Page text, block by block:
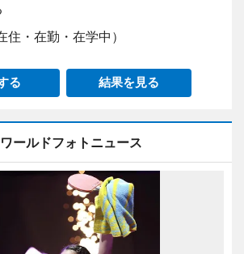
住・在勤・在学中）
る 結果を見る
ワールドフォトニュース